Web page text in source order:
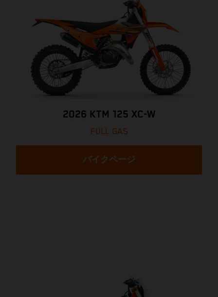
2026 KTM 125 XC-W
FULL GAS
バイクページ